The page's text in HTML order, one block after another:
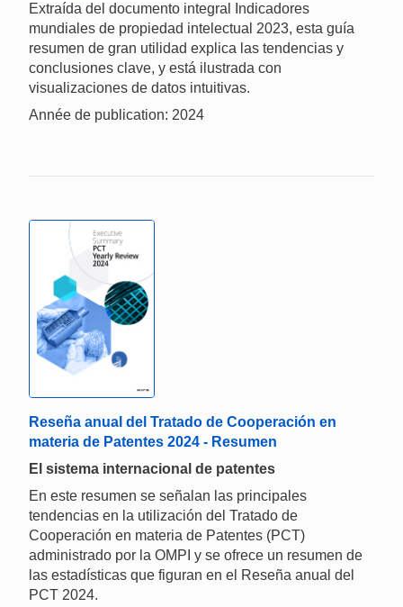
Extraída del documento integral Indicadores
mundiales de propiedad intelectual 2023, esta guía
resumen de gran utilidad explica las tendencias y
conclusiones clave, y está ilustrada con
visualizaciones de datos intuitivas.
Année de publication: 2024
Reseña anual del Tratado de Cooperación en
materia de Patentes 2024 - Resumen
El sistema internacional de patentes
En este resumen se señalan las principales
tendencias en la utilización del Tratado de
Cooperación en materia de Patentes (PCT)
administrado por la OMPI y se ofrece un resumen de
las estadísticas que figuran en el Reseña anual del
PCT 2024.